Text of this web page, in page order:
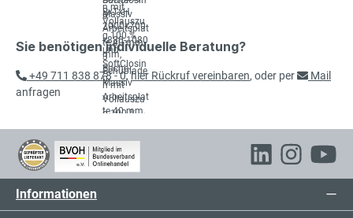
Sie benötigen individuelle Beratung?
+49 711 838 878 - 0,hier Rückruf vereinbaren, oder per
Mail
anfragen
Informationen